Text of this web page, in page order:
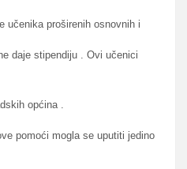
učenika proširenih osnovnih i
daje stipendiju . Ovi učenici
općina .
pomoći mogla se uputiti jedino